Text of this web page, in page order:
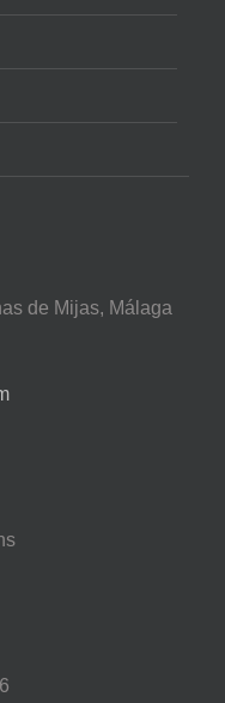
de Mijas, Málaga